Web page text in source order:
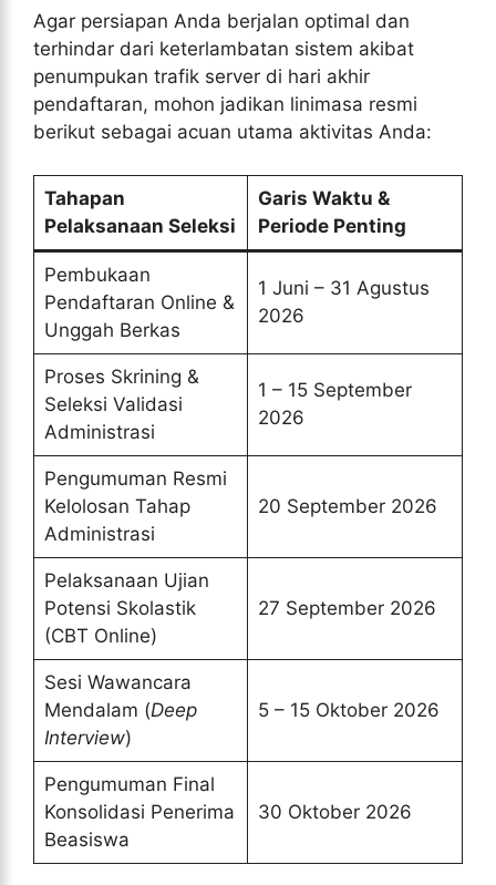
Agar persiapan Anda berjalan optimal dan
terhindar dari keterlambatan sistem akibat
penumpukan trafik server di hari akhir
pendaftaran, mohon jadikan linimasa resmi
berikut sebagai acuan utama aktivitas Anda:
Tahapan
Pelaksanaan Seleksi
Garis Waktu &
Periode Penting
Pembukaan
Pendaftaran Online &
Unggah Berkas
1 Juni – 31 Agustus
2026
Proses Skrining &
Seleksi Validasi
Administrasi
1 – 15 September
2026
Pengumuman Resmi
Kelolosan Tahap
Administrasi
20 September 2026
Pelaksanaan Ujian
Potensi Skolastik
(CBT Online)
27 September 2026
Sesi Wawancara
Mendalam (Deep
Interview)
5 – 15 Oktober 2026
Pengumuman Final
Konsolidasi Penerima
Beasiswa
30 Oktober 2026